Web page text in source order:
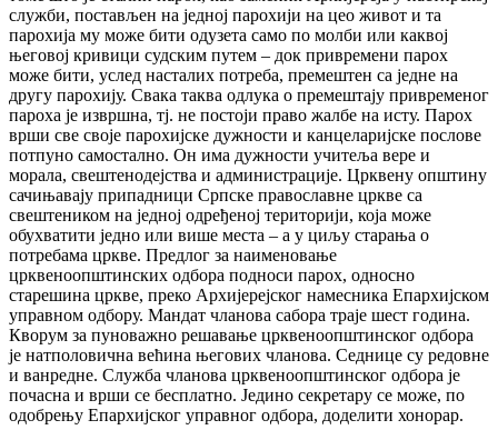
служби, постављен на једној парохији на цео живот и та
парохија му може бити одузета само по молби или каквој
његовој кривици судским путем – док привремени парох
може бити, услед насталих потреба, премештен са једне на
другу парохију. Свака таква одлука о премештају привременог
пароха је извршна, тј. не постоји право жалбе на исту. Парох
врши све своје парохијске дужности и канцеларијске послове
потпуно самостално. Он има дужности учитеља вере и
морала, свештенодејства и администрације. Црквену општину
сачињавају припадници Српске православне цркве са
свештеником на једној одређеној територији, која може
обухватити једно или више места – а у циљу старања о
потребама цркве. Предлог за наименовање
црквеноопштинских одбора подноси парох, односно
старешина цркве, преко Архијерејског намесника Епархијском
управном одбору. Мандат чланова сабора траје шест година.
Кворум за пуноважно решавање црквеноопштинског одбора
је натполовична већина његових чланова. Седнице су редовне
и ванредне. Служба чланова црквеноопштинског одбора је
почасна и врши се бесплатно. Једино секретару се може, по
одобрењу Епархијског управног одбора, доделити хонорар.